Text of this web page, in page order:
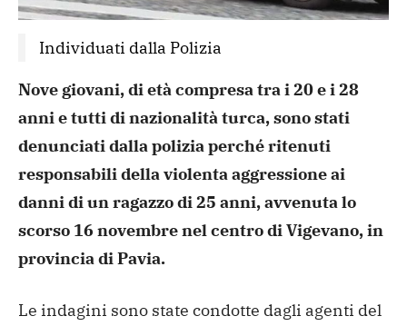
Individuati dalla Polizia
Nove giovani, di età compresa tra i 20 e i 28
anni e tutti di nazionalità turca, sono stati
denunciati dalla polizia perché ritenuti
responsabili della violenta aggressione ai
danni di un ragazzo di 25 anni, avvenuta lo
scorso 16 novembre nel centro di Vigevano, in
provincia di Pavia.
Le indagini sono state condotte dagli agenti del